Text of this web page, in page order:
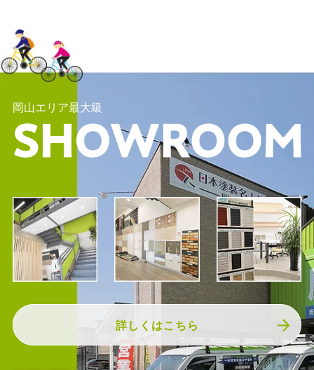
岡山エリア最大級
詳しくはこちら